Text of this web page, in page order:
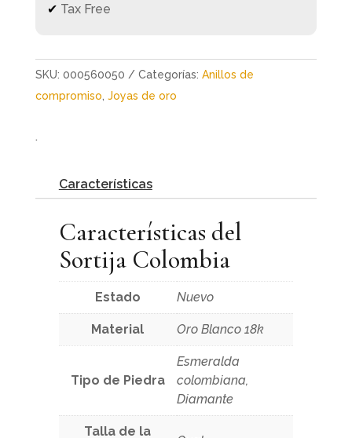
✔ Tax Free
SKU: 000560050 Categorías: Anillos de
compromiso Joyas de oro
.
Características
Características del
Sortija Colombia
Estado Nuevo
Material Oro Blanco 18k
Tipo de Piedra
Esmeralda
colombiana,
Diamante
Talla de la